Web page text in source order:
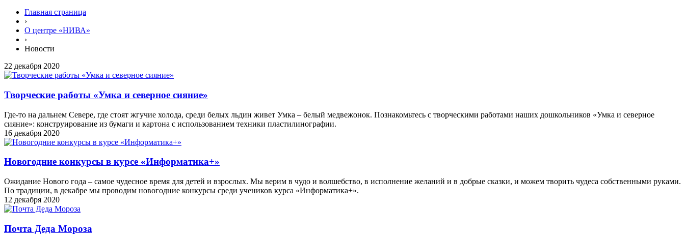
Главная страница
›
О центре «НИВА»
›
Новости
22 декабря 2020
Творческие работы «Умка и северное сияние»
Где-то на дальнем Севере, где стоят жгучие холода, среди белых льдин живет Умка – белый медвежонок. Познакомьтесь с творческими работами наших дошкольников «Умка и северное
сияние»: конструирование из бумаги и картона с использованием техники пластилинографии.
16 декабря 2020
Новогодние конкурсы в курсе «Информатика+»
Ожидание Нового года – самое чудесное время для детей и взрослых. Мы верим в чудо и волшебство, в исполнение желаний и в добрые сказки, и можем творить чудеса собственными руками.
По традиции, в декабре мы проводим новогодние конкурсы среди учеников курса «Информатика+».
12 декабря 2020
Почта Деда Мороза